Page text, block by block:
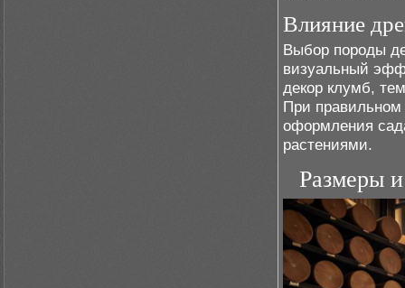
Влияние
Выбор породы
визуальный
декор клумб,
При правильном
оформления
растениями.
Размеры